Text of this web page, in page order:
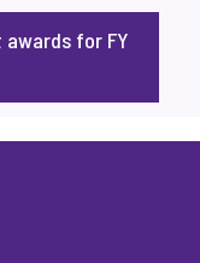
awards for FY